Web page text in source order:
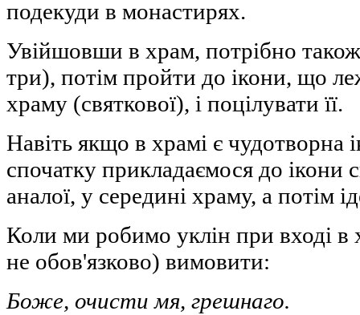
подекуди в монастирях.
Увійшовши в храм, потрібно
три), потім пройти до ікони, що
храму (святкової), і поцілувати її.
Навіть якщо в храмі є чудотворна
спочатку прикладаємося до ікони
аналої, у середині храму, а потім
Коли ми робимо уклін при вході в
не обов'язково) вимовити:
Боже, очисти мя, грешнаго.